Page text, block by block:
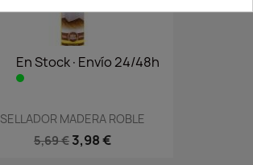
En Stock·Envío 24/48h
SELLADOR MADERA ROBLE
5,69 € 3,98 €